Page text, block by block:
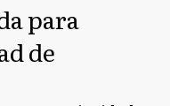
para
de